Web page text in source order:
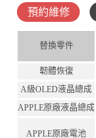
預約維修
替換零件
韌體恢復
A級OLED液晶總成
APPLE原廠液晶總成
APPLE原廠電池